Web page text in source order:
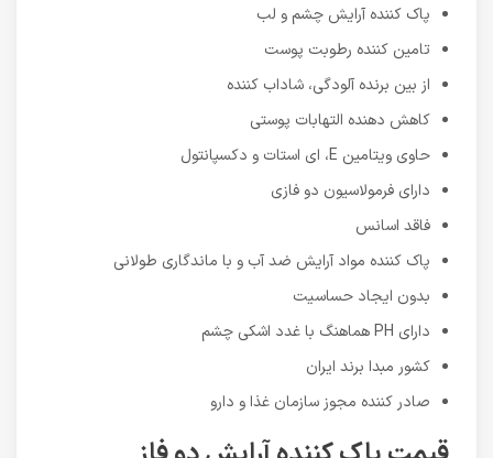
پاک کننده آرایش چشم و لب
تامین کننده رطوبت پوست
از بین برنده آلودگی، شاداب کننده
کاهش دهنده التهابات پوستی
حاوی ویتامین E، ای استات و دکسپانتول
دارای فرمولاسیون دو فازی
فاقد اسانس
پاک کننده مواد آرایش ضد آب و با ماندگاری طولانی
بدون ایجاد حساسیت
دارای PH هماهنگ با غدد اشکی چشم
کشور مبدا برند ایران
صادر کننده مجوز سازمان غذا و دارو